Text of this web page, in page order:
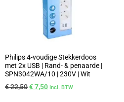
Philips 4-voudige Stekkerdoos
met 2x USB | Rand- & penaarde |
SPN3042WA/10 | 230V | Wit
€22,50€7,50 Incl. BTW